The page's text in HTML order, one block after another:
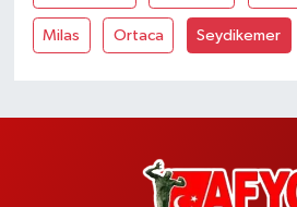
Milas Ortaca Seydikemer